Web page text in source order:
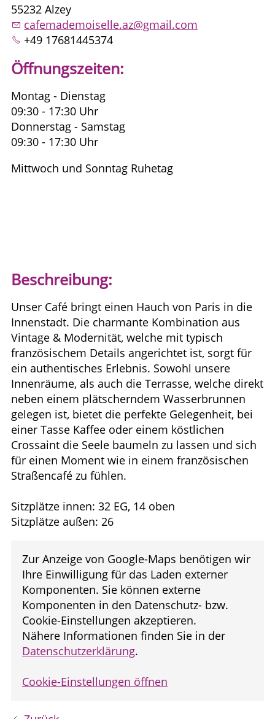
55232 Alzey
cafemademoiselle.az@gmail.com
+49 17681445374
Öffnungszeiten:
Montag - Dienstag
09:30 - 17:30 Uhr
Donnerstag - Samstag
09:30 - 17:30 Uhr
Mittwoch und Sonntag Ruhetag
Beschreibung:
Unser Café bringt einen Hauch von Paris in die
Innenstadt. Die charmante Kombination aus
Vintage & Modernität, welche mit typisch
französischem Details angerichtet ist, sorgt für
ein authentisches Erlebnis. Sowohl unsere
Innenräume, als auch die Terrasse, welche direkt
neben einem plätscherndem Wasserbrunnen
gelegen ist, bietet die perfekte Gelegenheit, bei
einer Tasse Kaffee oder einem köstlichen
Crossaint die Seele baumeln zu lassen und sich
für einen Moment wie in einem französischen
Straßencafé zu fühlen.
Sitzplätze innen: 32 EG, 14 oben
Sitzplätze außen: 26
Zur Anzeige von Google-Maps benötigen wir
Ihre Einwilligung für das Laden externer
Komponenten. Sie können externe
Komponenten in den Datenschutz- bzw.
Cookie-Einstellungen akzeptieren.
Nähere Informationen finden Sie in der
Datenschutzerklärung.
Cookie-Einstellungen öffnen